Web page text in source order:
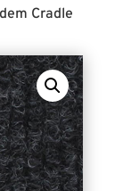
Cradle
Preis
Events,
Shops. Er
ist